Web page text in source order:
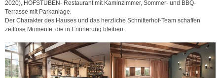
2020), HOFSTUBEN- Restaurant mit Kaminzimmer, Sommer- und BBQ-
Terrasse mit Parkanlage.
Der Charakter des Hauses und das herzliche Schnitterhof-Team schaffen
zeitlose Momente, die in Erinnerung bleiben.